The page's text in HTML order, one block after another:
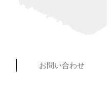
お問い合わせ